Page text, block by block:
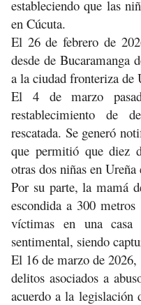
estableciendo que las
en Cúcuta.
El 26 de febrero de
desde de Bucaramanga
a la ciudad fronteriza de
El 4 de marzo
restablecimiento de
rescatada. Se generó
que permitió que diez
otras dos niñas en
Por su parte, la mamá
escondida a 300
víctimas en una
sentimental, siendo
El 16 de marzo de
delitos asociados a
acuerdo a la legislación